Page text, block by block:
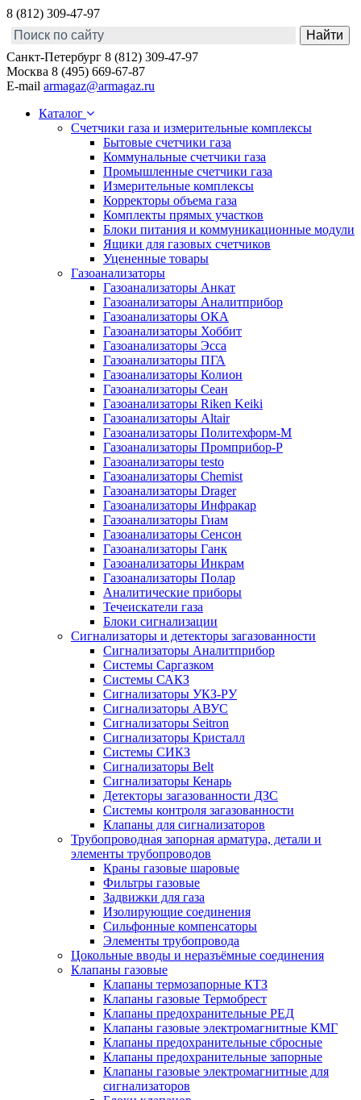
8 (812) 309-47-97
Санкт-Петербург 8 (812) 309-47-97
Москва 8 (495) 669-67-87
E-mail armagaz@armagaz.ru
Каталог
Счетчики газа и измерительные комплексы
Бытовые счетчики газа
Коммунальные счетчики газа
Промышленные счетчики газа
Измерительные комплексы
Корректоры объема газа
Комплекты прямых участков
Блоки питания и коммуникационные модули
Ящики для газовых счетчиков
Уцененные товары
Газоанализаторы
Газоанализаторы Анкат
Газоанализаторы Аналитприбор
Газоанализаторы ОКА
Газоанализаторы Хоббит
Газоанализаторы Эсса
Газоанализаторы ПГА
Газоанализаторы Колион
Газоанализаторы Сеан
Газоанализаторы Riken Keiki
Газоанализаторы Altair
Газоанализаторы Политехформ-М
Газоанализаторы Промприбор-Р
Газоанализаторы testo
Газоанализаторы Chemist
Газоанализаторы Drager
Газоанализаторы Инфракар
Газоанализаторы Гиам
Газоанализаторы Сенсон
Газоанализаторы Ганк
Газоанализаторы Инкрам
Газоанализаторы Полар
Аналитические приборы
Течеискатели газа
Блоки сигнализации
Сигнализаторы и детекторы загазованности
Сигнализаторы Аналитприбор
Системы Саргазком
Системы САКЗ
Сигнализаторы УКЗ-РУ
Сигнализаторы АВУС
Сигнализаторы Seitron
Сигнализаторы Кристалл
Системы СИКЗ
Сигнализаторы Belt
Сигнализаторы Кенарь
Детекторы загазованности ДЗС
Системы контроля загазованности
Клапаны для сигнализаторов
Трубопроводная запорная арматура, детали и
элементы трубопроводов
Краны газовые шаровые
Фильтры газовые
Задвижки для газа
Изолирующие соединения
Сильфонные компенсаторы
Элементы трубопровода
Цокольные вводы и неразъёмные соединения
Клапаны газовые
Клапаны термозапорные КТЗ
Клапаны газовые Термобрест
Клапаны предохранительные РЕД
Клапаны газовые электромагнитные КМГ
Клапаны предохранительные сбросные
Клапаны предохранительные запорные
Клапаны газовые электромагнитные для
сигнализаторов